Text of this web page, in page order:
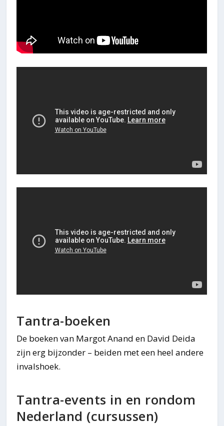
Tantra-boeken
De boeken van Margot Anand en David Deida
zijn erg bijzonder – beiden met een heel andere
invalshoek.
Tantra-events in en rondom
Nederland (cursussen)